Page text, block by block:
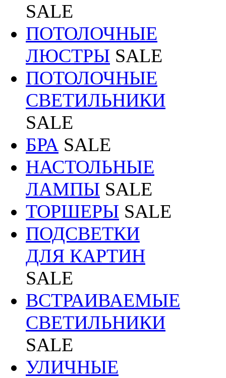
SALE
ПОТОЛОЧНЫЕ
ЛЮСТРЫ SALE
ПОТОЛОЧНЫЕ
СВЕТИЛЬНИКИ
SALE
БРА SALE
НАСТОЛЬНЫЕ
ЛАМПЫ SALE
ТОРШЕРЫ SALE
ПОДСВЕТКИ
ДЛЯ КАРТИН
SALE
ВСТРАИВАЕМЫЕ
СВЕТИЛЬНИКИ
SALE
УЛИЧНЫЕ